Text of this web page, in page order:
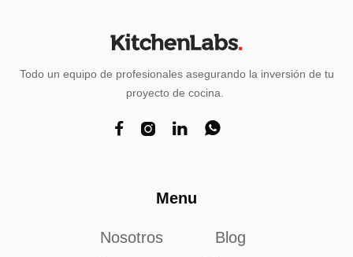
Todo un equipo de profesionales asegurando la inversión de tu
proyecto de cocina.
   
Menu
Nosotros
Blog